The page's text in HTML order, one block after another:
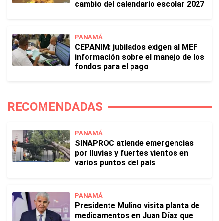
cambio del calendario escolar 2027
PANAMÁ
CEPANIM: jubilados exigen al MEF
información sobre el manejo de los
fondos para el pago
RECOMENDADAS
PANAMÁ
SINAPROC atiende emergencias
por lluvias y fuertes vientos en
varios puntos del país
PANAMÁ
Presidente Mulino visita planta de
medicamentos en Juan Díaz que